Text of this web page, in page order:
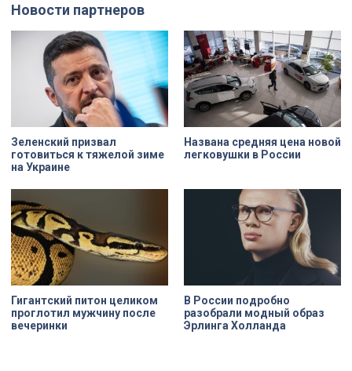
адресов сейчас — Дом
Единоверческой церкви Святого
Николая на улице Марата. Здание
XIX века, прошедшее через
несколько перестроек, сегодня
переживает второе рождение.
Жемчужина, объекта культурного
наследия — исторические часы.
Их элементы утрачены на 90%.
Новости партнеров
Зеленский призвал
готовиться к тяжелой зиме
на Украине
Названа средняя цена новой
легковушки в России
Гигантский питон целиком
проглотил мужчину после
вечеринки
В России подробно
разобрали модный образ
Эрлинга Холланда